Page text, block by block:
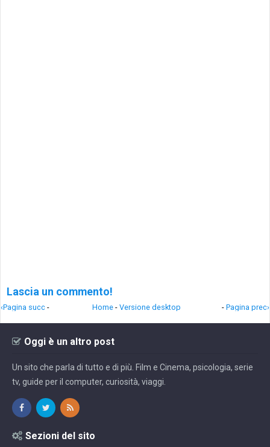
Lascia un commento!
‹Pagina succ - - Pagina prec›
Home - Versione desktop
Oggi è un altro post
Un sito che parla di tutto e di più. Film e Cinema, psicologia, serie
tv, guide per il computer, curiosità, viaggi.
Sezioni del sito